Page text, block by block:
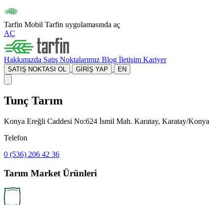
Tarfin Mobil Tarfin uygulamasında aç
AÇ
Hakkımızda Satış Noktalarımız Blog İletişim Kariyer
SATIŞ NOKTASI OL GİRİŞ YAP EN
Tunç Tarım
Konya Ereğli Caddesi No:624 İsmil Mah. Karatay, Karatay/Konya
Telefon
0 (536) 206 42 36
Tarım Market Ürünleri